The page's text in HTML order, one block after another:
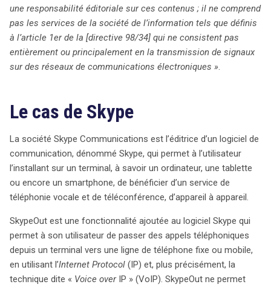
une responsabilité éditoriale sur ces contenus ; il ne comprend
pas les services de la société de l’information tels que définis
à l’article 1er de la [directive 98/34] qui ne consistent pas
entièrement ou principalement en la transmission de signaux
sur des réseaux de communications électroniques ».
Le cas de Skype
La société Skype Communications est l’éditrice d’un logiciel de
communication, dénommé Skype, qui permet à l’utilisateur
l’installant sur un terminal, à savoir un ordinateur, une tablette
ou encore un smartphone, de bénéficier d’un service de
téléphonie vocale et de téléconférence, d’appareil à appareil.
SkypeOut est une fonctionnalité ajoutée au logiciel Skype qui
permet à son utilisateur de passer des appels téléphoniques
depuis un terminal vers une ligne de téléphone fixe ou mobile,
en utilisant l’Internet Protocol (IP) et, plus précisément, la
technique dite « Voice over IP » (VoIP). SkypeOut ne permet